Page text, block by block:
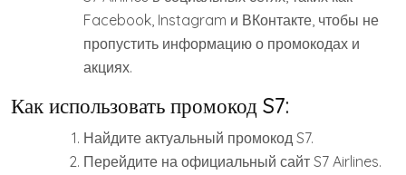
Facebook, Instagram и ВКонтакте, чтобы не
пропустить информацию о промокодах и
акциях.
Как использовать промокод S7:
Найдите актуальный промокод S7.
Перейдите на официальный сайт S7 Airlines.